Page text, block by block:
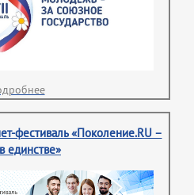
фестиваль «Поколение.RU –
единстве»